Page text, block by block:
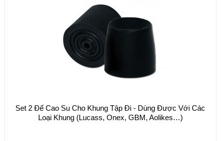
Set 2 Đế Cao Su Cho Khung Tập Đi - Dùng Được Với Các
Loại Khung (Lucass, Onex, GBM, Aolikes…)